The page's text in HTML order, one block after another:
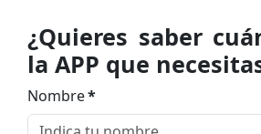
¿Quieres saber
la APP que
Nombre*